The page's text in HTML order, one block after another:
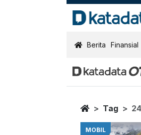
KatadataOTO
Berita Finansial
24
Berita
Home
Tag
MOBIL